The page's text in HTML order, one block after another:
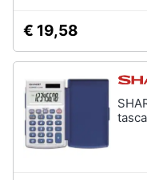
€ 19,58